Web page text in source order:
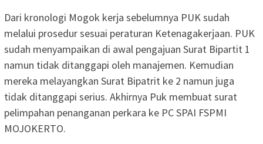
Dari kronologi Mogok kerja sebelumnya PUK sudah
melalui prosedur sesuai peraturan Ketenagakerjaan. PUK
sudah menyampaikan di awal pengajuan Surat Bipartit 1
namun tidak ditanggapi oleh manajemen. Kemudian
mereka melayangkan Surat Bipatrit ke 2 namun juga
tidak ditanggapi serius. Akhirnya Puk membuat surat
pelimpahan penanganan perkara ke PC SPAI FSPMI
MOJOKERTO.